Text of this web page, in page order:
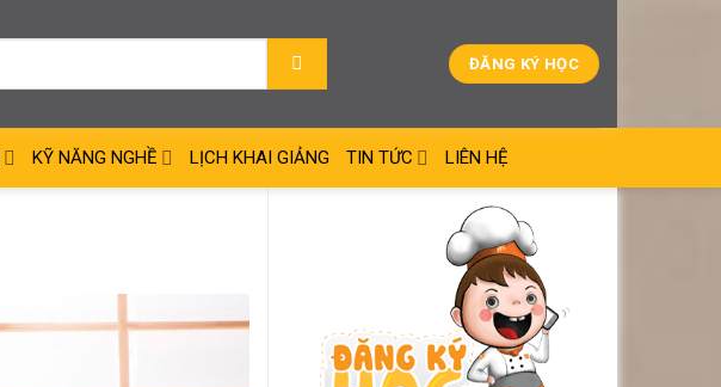
ĐĂNG KÝ HỌC
KỸ NĂNG NGHỀ LỊCH KHAI GIẢNG TIN TỨC LIÊN HỆ